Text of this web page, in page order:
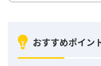
おすすめポイン